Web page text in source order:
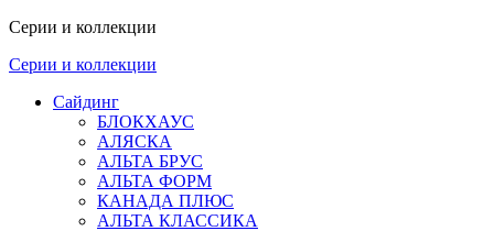
Серии и коллекции
Серии и коллекции
Сайдинг
БЛОКХАУС
АЛЯСКА
АЛЬТА БРУС
АЛЬТА ФОРМ
КАНАДА ПЛЮС
АЛЬТА КЛАССИКА